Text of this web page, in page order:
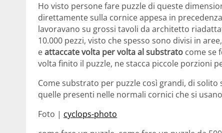
Ho visto persone fare puzzle di queste
direttamente sulla cornice appesa in
lavoravano su grossi tavoli da architetto
10.000 pezzi, visto che spesso sono divisi in
eattaccate volta per volta al substrato come se
volta finito il puzzle, ne stacca piccole porzioni
Come substrato per puzzle così grandi, di solito
quelle presenti nelle normali cornici che si
Foto | cyclops-photo